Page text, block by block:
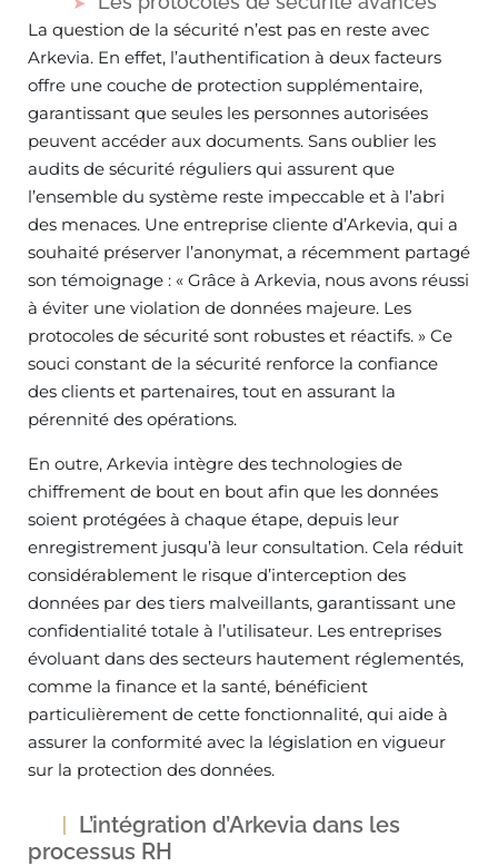
La question de la sécurité n’est pas en reste avec
Arkevia. En effet, l’authentification à deux facteurs
offre une couche de protection supplémentaire,
garantissant que seules les personnes autorisées
peuvent accéder aux documents. Sans oublier les
audits de sécurité réguliers qui assurent que
l’ensemble du système reste impeccable et à l’abri
des menaces. Une entreprise cliente d’Arkevia, qui a
souhaité préserver l’anonymat, a récemment partagé
son témoignage : « Grâce à Arkevia, nous avons réussi
à éviter une violation de données majeure. Les
protocoles de sécurité sont robustes et réactifs. » Ce
souci constant de la sécurité renforce la confiance
des clients et partenaires, tout en assurant la
pérennité des opérations.
En outre, Arkevia intègre des technologies de
chiffrement de bout en bout afin que les données
soient protégées à chaque étape, depuis leur
enregistrement jusqu’à leur consultation. Cela réduit
considérablement le risque d’interception des
données par des tiers malveillants, garantissant une
confidentialité totale à l’utilisateur. Les entreprises
évoluant dans des secteurs hautement réglementés,
comme la finance et la santé, bénéficient
particulièrement de cette fonctionnalité, qui aide à
assurer la conformité avec la législation en vigueur
sur la protection des données.
L’intégration d’Arkevia dans les
processus RH